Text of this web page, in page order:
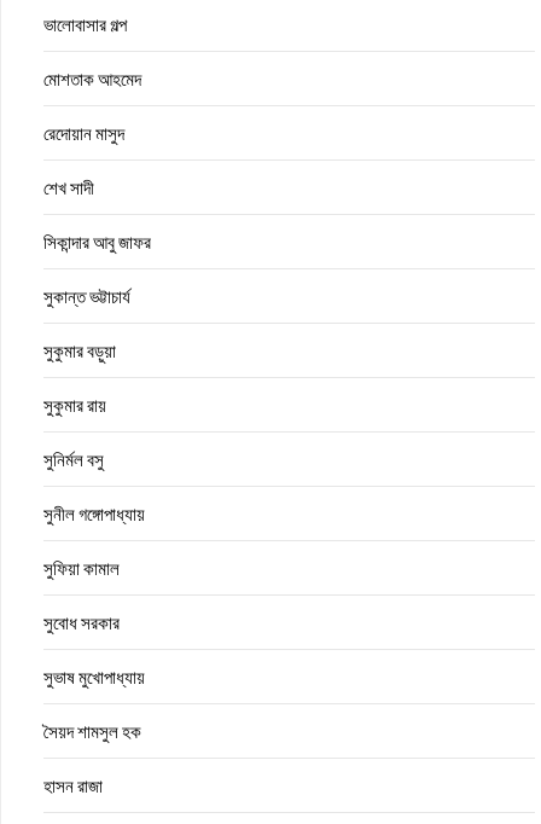
ভালোবাসার গল্প
মোশতাক আহমেদ
রেদোয়ান মাসুদ
শেখ সাদী
সিকান্দার আবু জাফর
সুকান্ত ভট্টাচার্য
সুকুমার বড়ুয়া
সুকুমার রায়
সুনির্মল বসু
সুনীল গঙ্গোপাধ্যায়
সুফিয়া কামাল
সুবোধ সরকার
সুভাষ মুখোপাধ্যায়
সৈয়দ শামসুল হক
হাসন রাজা